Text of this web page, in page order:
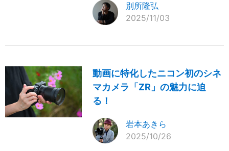
別所隆弘
2025/11/03
動画に特化したニコン初のシネ
マカメラ「ZR」の魅力に迫
る！
岩本あきら
2025/10/26